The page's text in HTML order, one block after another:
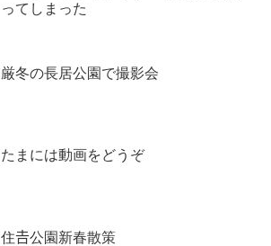
ってしまった
厳冬の長居公園で撮影会
たまには動画をどうぞ
住𠮷公園新春散策